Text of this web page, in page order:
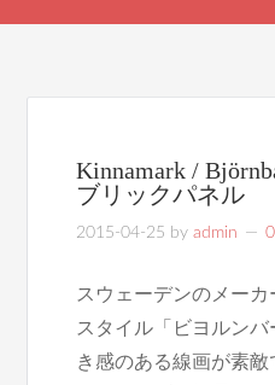
Kinnamark /
ブリックパネル
2015-04-25 byadmin
スウェーデンのメー
スタイル「ビヨルン
き感のある線画が素